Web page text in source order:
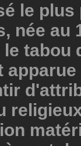
le
née au
tabou